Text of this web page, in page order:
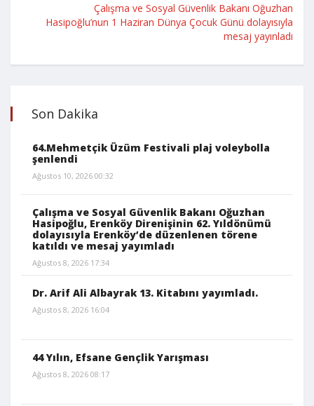
Çalışma ve Sosyal Güvenlik Bakanı Oğuzhan
Hasipoğlu’nun 1 Haziran Dünya Çocuk Günü dolayısıyla
mesaj yayınladı
Son Dakika
64.Mehmetçik Üzüm Festivali plaj voleybolla
şenlendi
Ağustos 10, 2026 00:32
Çalışma ve Sosyal Güvenlik Bakanı Oğuzhan
Hasipoğlu, Erenköy Direnişinin 62. Yıldönümü
dolayısıyla Erenköy’de düzenlenen törene
katıldı ve mesaj yayımladı
Ağustos 8, 2026 17:34
Dr. Arif Ali Albayrak 13. Kitabını yayımladı.
Ağustos 8, 2026 16:04
44 Yılın, Efsane Gençlik Yarışması
Ağustos 8, 2026 08:17